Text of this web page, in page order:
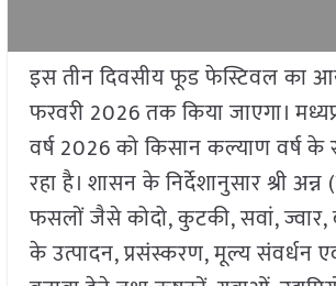
इस तीन दिवसीय फूड फेस्टिवल का
फरवरी 2026 तक किया जाएगा।
वर्ष 2026 को किसान कल्याण वर्ष के
रहा है। शासन के निर्देशानुसार श्री
फसलों जैसे कोदो, कुटकी, सवां, ज्वार,
के उत्पादन, प्रसंस्करण, मूल्य संवर्धन